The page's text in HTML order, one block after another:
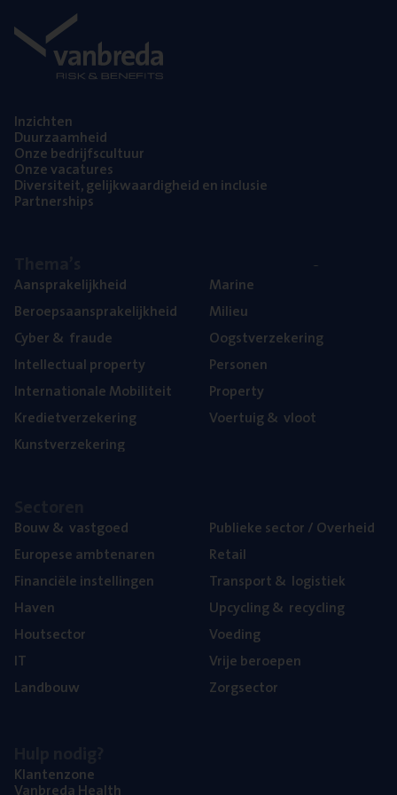
Inzich­ten
Duur­zaam­heid
Onze bedrijfs­cul­tuur
Onze vaca­tu­res
Diver­si­teit, gelijk­waar­dig­heid en inclusie
Part­ner­ships
Aan­spra­ke­lijk­heid
Beroeps­aan­spra­ke­lijk­heid
Cyber& fraude
Intel­lec­tu­al property
Inter­na­ti­o­na­le Mobiliteit
Kre­diet­ver­ze­ke­ring
Kunst­ver­ze­ke­ring
Mari­ne
Mili­eu
Oogst­ver­ze­ke­ring
Per­so­nen
Pro­per­ty
Voer­tuig& vloot
Bouw& vastgoed
Euro­pe­se ambtenaren
Finan­ci­ë­le instellingen
Haven
Hout­sec­tor
IT
Land­bouw
Publie­ke sec­tor / Overheid
Retail
Trans­port& logistiek
Upcy­cling& recycling
Voe­ding
Vrije beroe­pen
Zorg­sec­tor
Klan­ten­zo­ne
Van­b­re­da Health